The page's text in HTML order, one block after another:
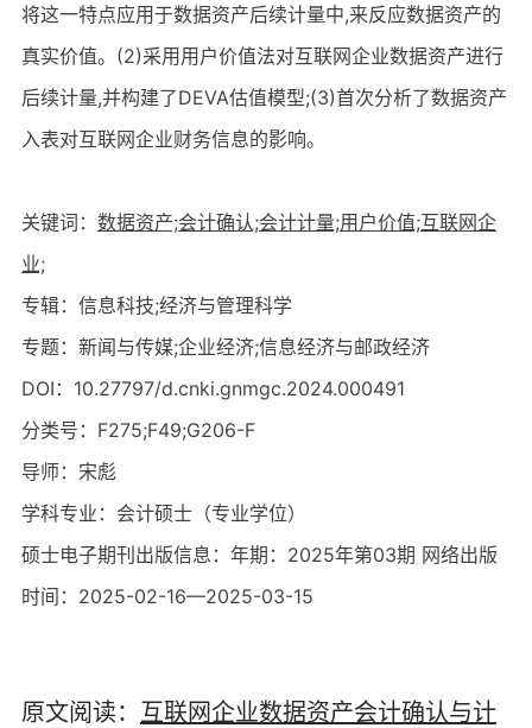
将这一特点应用于数据资产后续计量中,来反应数据资产的
真实价值。(2)采用用户价值法对互联网企业数据资产进行
后续计量,并构建了DEVA估值模型;(3)首次分析了数据资产
入表对互联网企业财务信息的影响。
关键词： 数据资产;会计确认;会计计量;用户价值;互联网企
业;
专辑：信息科技;经济与管理科学
专题：新闻与传媒;企业经济;信息经济与邮政经济
DOI：10.27797/d.cnki.gnmgc.2024.000491
分类号：F275;F49;G206-F
导师：宋彪
学科专业：会计硕士（专业学位）
硕士电子期刊出版信息：年期：2025年第03期 网络出版
时间：2025-02-16—2025-03-15
原文阅读： 互联网企业数据资产会计确认与计